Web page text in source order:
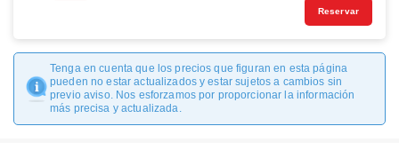
Reservar
Tenga en cuenta que los precios que figuran en esta página
pueden no estar actualizados y estar sujetos a cambios sin
previo aviso. Nos esforzamos por proporcionar la información
más precisa y actualizada.